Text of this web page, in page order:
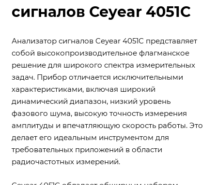
сигналов Ceyear 4051C
Анализатор сигналов Ceyear 4051C представляет
собой высокопроизводительное флагманское
решение для широкого спектра измерительных
задач. Прибор отличается исключительными
характеристиками, включая широкий
динамический диапазон, низкий уровень
фазового шума, высокую точность измерения
амплитуды и впечатляющую скорость работы. Это
делает его идеальным инструментом для
требовательных приложений в области
радиочастотных измерений.